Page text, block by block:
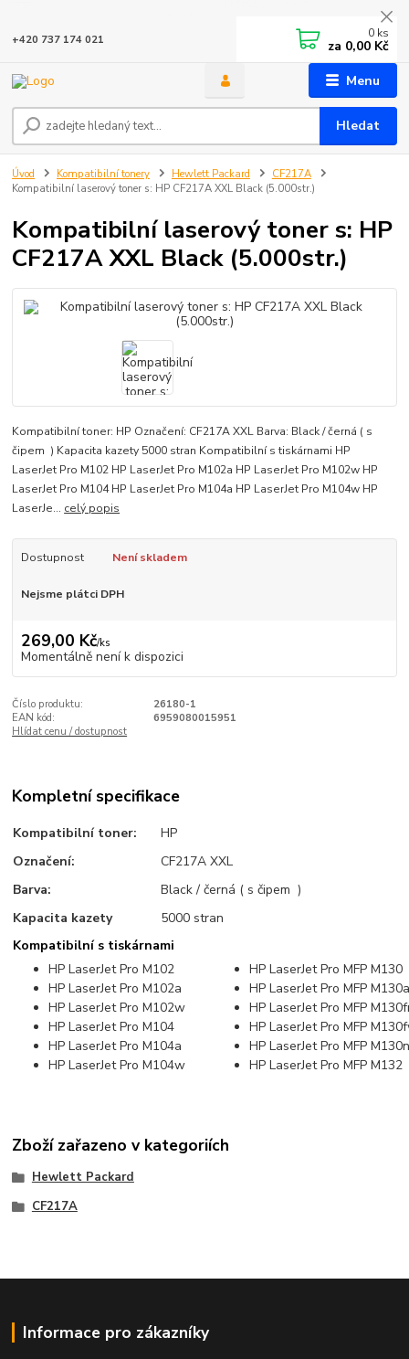
Menu
Hledat
+420 737 174 021 0 ks
za 0,00 Kč
Úvod Kompatibilní tonery Hewlett Packard
CF217A
Kompatibilní laserový toner s: HP CF217A XXL Black (5.000str.)
Kompatibilní laserový toner s: HP
CF217A XXL Black (5.000str.)
Kompatibilní toner: HP Označení: CF217A XXL Barva: Black / černá ( s
čipem ) Kapacita kazety 5000 stran Kompatibilní s tiskárnami HP
LaserJet Pro M102 HP LaserJet Pro M102a HP LaserJet Pro M102w HP
LaserJet Pro M104 HP LaserJet Pro M104a HP LaserJet Pro M104w HP
LaserJe... celý popis
Dostupnost Není skladem
Nejsme plátci DPH
269,00 Kč/ks
Momentálně není k dispozici
Číslo produktu:
26180-1
EAN kód:
6959080015951
Hlídat cenu / dostupnost
Kompletní specifikace
Kompatibilní toner:
HP
Označení:
CF217A XXL
Barva:
Black / černá ( s čipem )
Kapacita kazety
5000 stran
Kompatibilní s tiskárnami
HP LaserJet Pro M102
HP LaserJet Pro M102a
HP LaserJet Pro M102w
HP LaserJet Pro M104
HP LaserJet Pro M104a
HP LaserJet Pro M104w
HP LaserJet Pro MFP M130
HP LaserJet Pro MFP
HP LaserJet Pro MFP
HP LaserJet Pro MFP
HP LaserJet Pro MFP
HP LaserJet Pro MFP M132
Zboží zařazeno v kategoriích
Hewlett Packard
CF217A
Informace pro zákazníky